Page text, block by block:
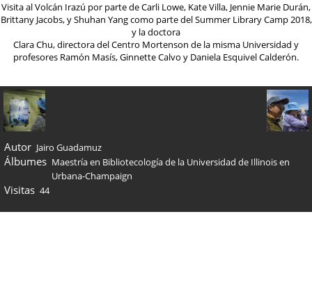
Visita al Volcán Irazú por parte de Carli Lowe, Kate Villa, Jennie Marie Durán,
Brittany Jacobs, y Shuhan Yang como parte del Summer Library Camp 2018,
y la doctora
Clara Chu, directora del Centro Mortenson de la misma Universidad y
profesores Ramón Masís, Ginnette Calvo y Daniela Esquivel Calderón.
Autor Jairo Guadamuz
Álbumes Maestría en Bibliotecología de la Universidad de Illinois en
Urbana-Champaign
Visitas 44